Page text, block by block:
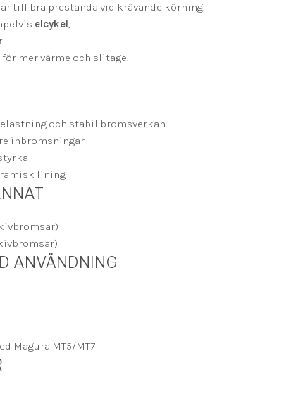
till bra prestanda vid krävande körning.
elcykel,
mer värme och slitage.
och stabil bromsverkan
inbromsningar
lining
ANVÄNDNING
Magura MT5/MT7